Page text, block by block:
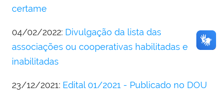
certame
04/02/2022: Divulgação da lista das
associações ou cooperativas habilitadas e
inabilitadas
23/12/2021: Edital 01/2021 - Publicado no DOU